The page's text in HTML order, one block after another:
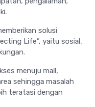
solusi
Life”, yaitu sosial,
menuju mall,
sehingga masalah
teratasi dengan